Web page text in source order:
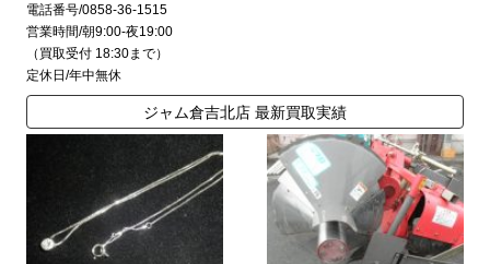
電話番号/0858-36-1515
営業時間/朝9:00-夜19:00
（買取受付 18:30まで）
定休日/年中無休
ジャム倉吉北店 最新買取実績